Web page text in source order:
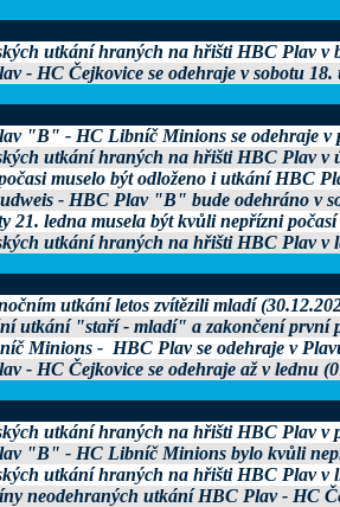
utkání hraných na hřišti HBC Plav v
- HC Čejkovice se odehraje v sobotu 18.
"B" - HC Libníč Minions se odehraje v
utkání hraných na hřišti HBC Plav v
muselo být odloženo i utkání HBC
- HBC Plav "B" bude odehráno v
21. ledna musela být kvůli nepřízni
utkání hraných na hřišti HBC Plav v
utkání letos zvítězili mladí
utkání "staří - mladí" a zakončení první
Minions - HBC Plav se odehraje v
- HC Čejkovice se odehraje až v lednu
utkání hraných na hřišti HBC Plav v
"B" - HC Libníč Minions bylo kvůli
utkání hraných na hřišti HBC Plav v
neodehraných utkání HBC Plav - HC